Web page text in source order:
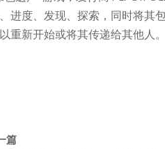
进度、发现、探索，同时将
重新开始或将其传递给其他人
篇